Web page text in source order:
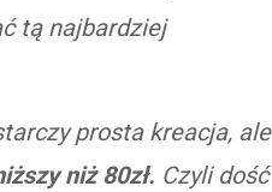
tą najbardziej
prosta kreacja, ale
niż 80zł. Czyli dość